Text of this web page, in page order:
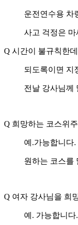
운전연수용 차
사고 걱정은 마
Q 시간이 불규칙한
되도록이면 지
전날 강사님께
Q 희망하는 코스위
예.가능합니다.
원하는 코스를
Q 여자 강사님을 희
예. 가능합니다.